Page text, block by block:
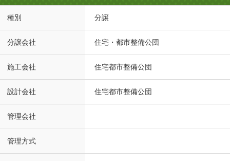
種別 分譲
分譲会社 住宅・都市整備公団
施工会社 住宅都市整備公団
設計会社 住宅都市整備公団
管理会社
管理方式